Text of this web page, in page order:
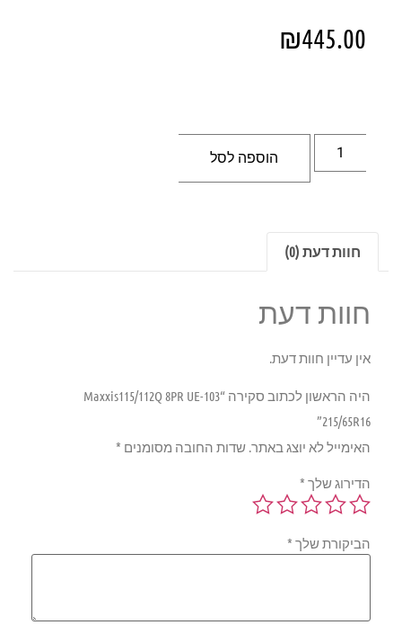
₪445.00
הוספה לסל
חוות דעת (0)
חוות דעת
אין עדיין חוות דעת.
היה הראשון לכתוב סקירה “Maxxis115/112Q 8PR UE-103
215/65R16”
האימייל לא יוצג באתר.שדות החובה מסומנים*
הדירוג שלך*
הביקורת שלך*